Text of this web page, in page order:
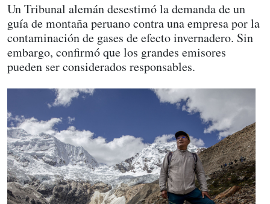
Un Tribunal alemán desestimó la demanda de un
guía de montaña peruano contra una empresa por la
contaminación de gases de efecto invernadero. Sin
embargo, confirmó que los grandes emisores
pueden ser considerados responsables.